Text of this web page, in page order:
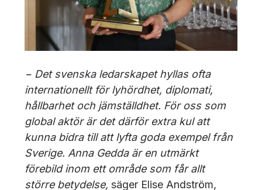
− Det svenska ledarskapet hyllas ofta
internationellt för lyhördhet, diplomati,
hållbarhet och jämställdhet. För oss som
global aktör är det därför extra kul att
kunna bidra till att lyfta goda exempel från
Sverige. Anna Gedda är en utmärkt
förebild inom ett område som får allt
större betydelse, säger Elise Andström,